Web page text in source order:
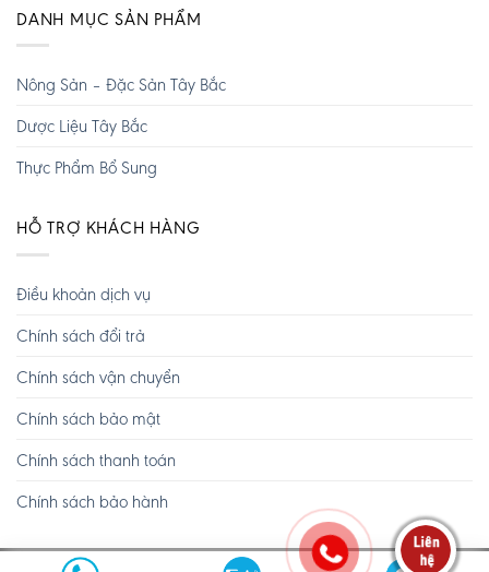
DANH MỤC SẢN PHẨM
Nông Sản – Đặc Sản Tây Bắc
Dược Liệu Tây Bắc
Thực Phẩm Bổ Sung
HỖ TRỢ KHÁCH HÀNG
Điều khoản dịch vụ
Chính sách đổi trả
Chính sách vận chuyển
Chính sách bảo mật
Chính sách thanh toán
Chính sách bảo hành